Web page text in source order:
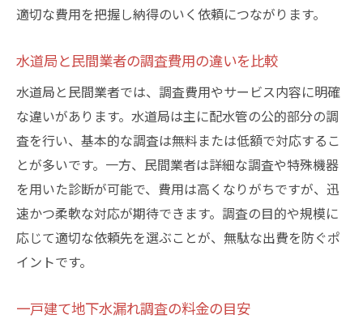
適切な費用を把握し納得のいく依頼につながります。
水道局と民間業者の調査費用の違いを比較
水道局と民間業者では、調査費用やサービス内容に明確
な違いがあります。水道局は主に配水管の公的部分の調
査を行い、基本的な調査は無料または低額で対応するこ
とが多いです。一方、民間業者は詳細な調査や特殊機器
を用いた診断が可能で、費用は高くなりがちですが、迅
速かつ柔軟な対応が期待できます。調査の目的や規模に
応じて適切な依頼先を選ぶことが、無駄な出費を防ぐポ
イントです。
一戸建て地下水漏れ調査の料金の目安